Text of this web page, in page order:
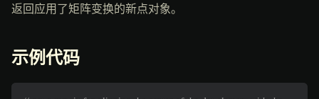
返回应用了矩阵变换的新点对象。
示例代码